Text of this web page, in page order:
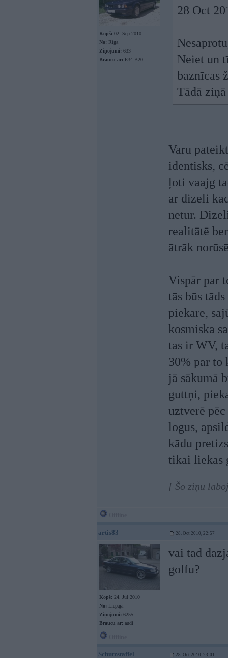
Kopš: 02. Sep 2010
No: Rīga
Ziņojumi: 633
Braucu ar: E34 B20
28 Oct
Neiet un
baznīcas
Tādā
Varu
identisks,
ļoti vaajg
ar dizeli
netur.
realitātē
ātrāk
Vispār par
tās būs
piekare,
kosmiska
tas ir WV,
30% par to
jā sākumā
guttņi,
uztverē
logus,
kādu
tikai liekas
[ Šo ziņu
artis83 28. Oct 2010, 22:57
Kopš: 24. Jul 2010
No: Liepāja
Ziņojumi: 6255
Braucu ar: audi
vai tad
golfu?
Schutzstaffel 28. Oct 2010, 23:01